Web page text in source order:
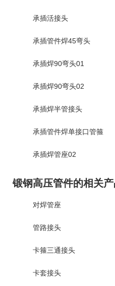
承插活接头
承插管件焊45弯头
承插焊90弯头01
承插焊90弯头02
承插焊半管接头
承插管件焊单接口管箍
承插焊管座02
锻钢高压管件的相关
对焊管座
管路接头
卡箍三通接头
卡套接头